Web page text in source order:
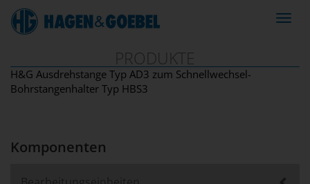
PRODUKTE
H&G Ausdrehstange Typ AD3 zum Schnellwechsel-
Bohrstangenhalter Typ HBS3
Komponenten